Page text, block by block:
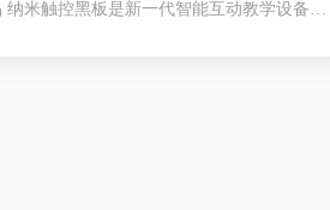
纳米触控黑板是新一代智能互动教学设备，